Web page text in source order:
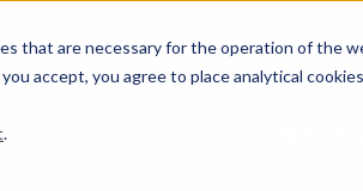
that are necessary for the operation of the
accept, you agree to place analytical
.